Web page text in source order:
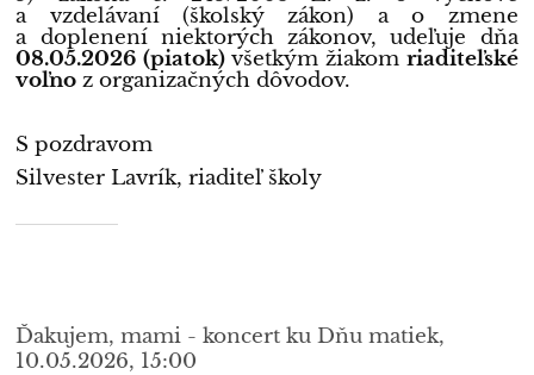
a vzdelávaní (školský zákon) a o zmene
a doplenení niektorých zákonov, udeľuje dňa
08.05.2026 (piatok) všetkým žiakom riaditeľské
voľnoz organizačných dôvodov.
S pozdravom
Silvester Lavrík, riaditeľ školy
Ďakujem, mami - koncert ku Dňu matiek,
10.05.2026, 15:00